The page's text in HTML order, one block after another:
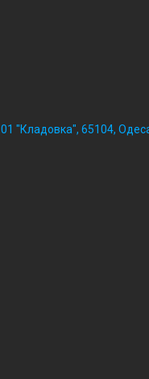
"Кладовка", 65104,